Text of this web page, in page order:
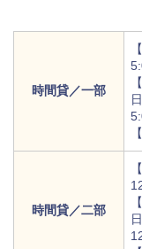
時間貸／一部
時間貸／二部